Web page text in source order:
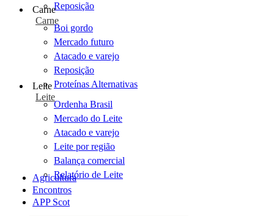
Reposição
Carne
Carne
Boi gordo
Mercado futuro
Atacado e varejo
Reposição
Proteínas Alternativas
Leite
Leite
Ordenha Brasil
Mercado do Leite
Atacado e varejo
Leite por região
Balança comercial
Relatório de Leite
Agricultura
Encontros
APP Scot